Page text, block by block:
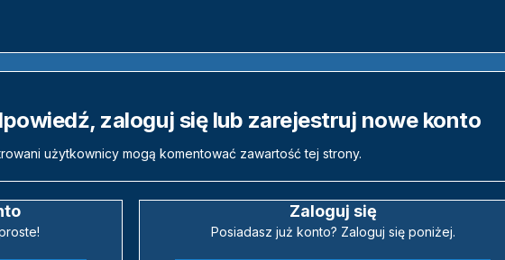
zaloguj się lub zarejestruj nowe konto
użytkownicy mogą komentować zawartość tej strony.
Zaloguj się
Posiadasz już konto? Zaloguj się poniżej.